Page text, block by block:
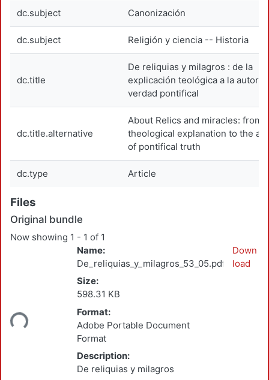
dc.subject Canonización
dc.subject Religión y ciencia -- Historia
dc.title
De reliquias y milagros : de la
explicación teológica a la
verdad pontifical
dc.title.alternative
About Relics and miracles: from
theological explanation to the
of pontifical truth
dc.type Article
Files
Original bundle
Now showing 1 - 1 of 1
Name:
De_reliquias_y_milagros_53_05.pdf
Size:
598.31 KB
Format:
Adobe Portable Document
Format
Description:
De reliquias y milagros
Down
load